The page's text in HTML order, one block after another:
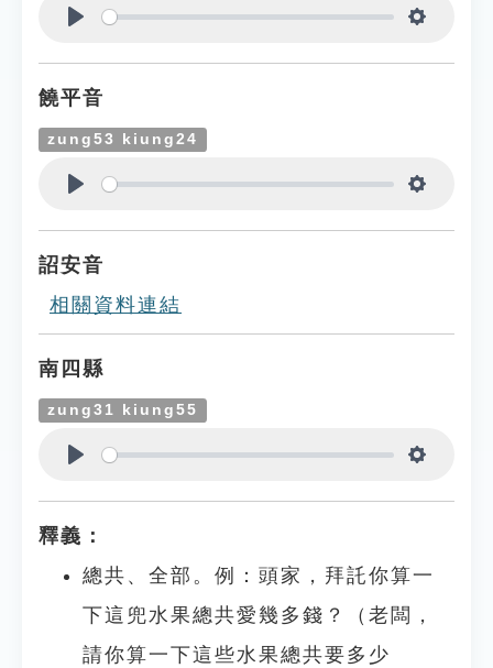
饒平音
zung53 kiung24
詔安音
相關資料連結
南四縣
zung31 kiung55
釋義：
總共、全部。例：頭家，拜託你算一
下這兜水果總共愛幾多錢？（老闆，
請你算一下這些水果總共要多少